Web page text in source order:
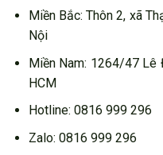
Miền Bắc: Thôn 2, xã
Nội
Miền Nam: 1264/47 Lê
HCM
Hotline: 0816 999 296
Zalo: 0816 999 296